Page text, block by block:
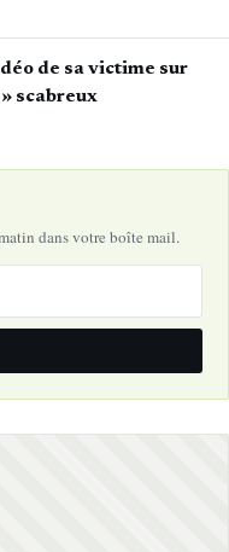
de sa victime sur
scabreux
dans votre boîte mail.